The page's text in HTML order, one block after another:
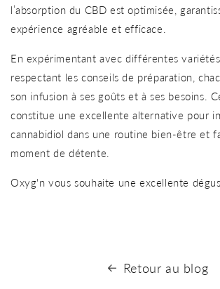
l’absorption du CBD est optimisée,
expérience agréable et efficace.
En expérimentant avec différentes
respectant les conseils de préparation,
son infusion à ses goûts et à ses besoins.
constitue une excellente alternative pour
cannabidiol dans une routine bien-être et
moment de détente.
Oxyg'n vous souhaite une excellente
Retour au blog